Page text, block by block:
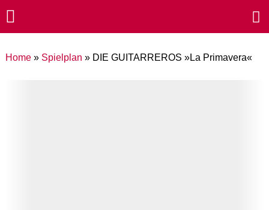
Home» Spielplan » DIE GUITARREROS »La Primavera«